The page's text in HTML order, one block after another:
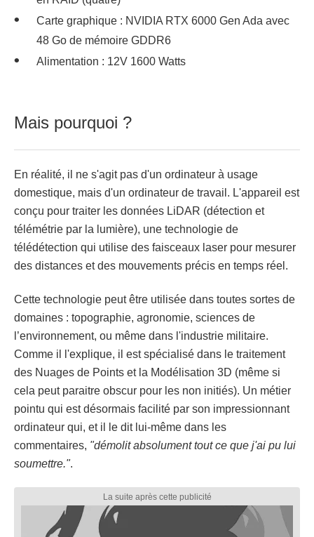
Carte graphique : NVIDIA RTX 6000 Gen Ada avec
48 Go de mémoire GDDR6
Alimentation : 12V 1600 Watts
Mais pourquoi ?
En réalité, il ne s'agit pas d'un ordinateur à usage
domestique, mais d'un ordinateur de travail. L'appareil est
conçu pour traiter les données LiDAR (détection et
télémétrie par la lumière), une technologie de
télédétection qui utilise des faisceaux laser pour mesurer
des distances et des mouvements précis en temps réel.
Cette technologie peut être utilisée dans toutes sortes de
domaines : topographie, agronomie, sciences de
l’environnement, ou même dans l'industrie militaire.
Comme il l'explique, il est spécialisé dans le traitement
des Nuages de Points et la Modélisation 3D (même si
cela peut paraitre obscur pour les non initiés). Un métier
pointu qui est désormais facilité par son impressionnant
ordinateur qui, et il le dit lui-même dans les
commentaires, "démolit absolument tout ce que j'ai pu lui
soumettre.".